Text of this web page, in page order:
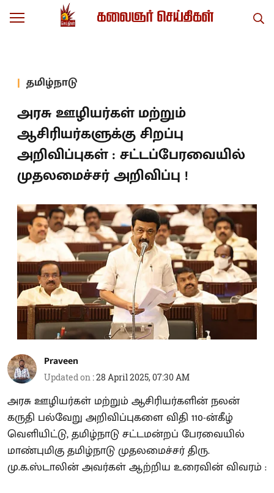
தமிழ்நாடு
அரசு ஊழியர்கள் மற்றும்
ஆசிரியர்களுக்கு சிறப்பு
அறிவிப்புகள் : சட்டப்பேரவையில்
முதலமைச்சர் அறிவிப்பு !
Praveen
Updated on :28 April 2025, 07:30 AM
அரசு ஊழியர்கள் மற்றும் ஆசிரியர்களின் நலன்
கருதி பல்வேறு அறிவிப்புகளை விதி 110-ன்கீழ்
வெளியிட்டு, தமிழ்நாடு சட்டமன்றப் பேரவையில்
மாண்புமிகு தமிழ்நாடு முதலமைச்சர் திரு.
மு.க.ஸ்டாலின் அவர்கள் ஆற்றிய உரைவின் விவரம் :